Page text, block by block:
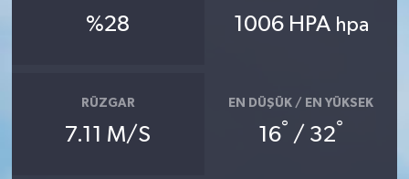
%28 1006 HPA hpa
RÜZGAR
7.11 M/S
EN DÜŞÜK / EN YÜKSEK
16° / 32°